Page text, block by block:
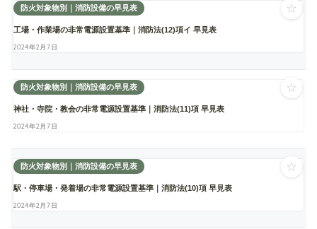
防火対象物別｜消防設備の早見表
工場・作業場の非常電源設置基準｜消防法(12)項イ 早見表
2024年2月7日
☆
防火対象物別｜消防設備の早見表
神社・寺院・教会の非常電源設置基準｜消防法(11)項 早見表
2024年2月7日
☆
防火対象物別｜消防設備の早見表
駅・停車場・発着場の非常電源設置基準｜消防法(10)項 早見表
2024年2月7日
☆